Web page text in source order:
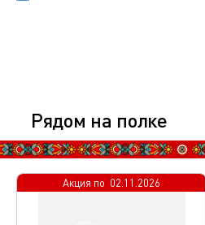
Рядом на полке
Акция по 02.11.2026